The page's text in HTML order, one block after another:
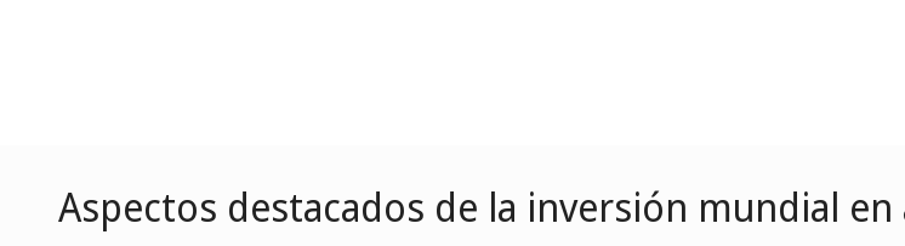
Aspectos destacados de la inversión mundial